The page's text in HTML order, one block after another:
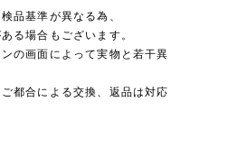
品基準が異なる為、
る場合もございます。
の画面によって実物と若干異
都合による交換、返品は対応